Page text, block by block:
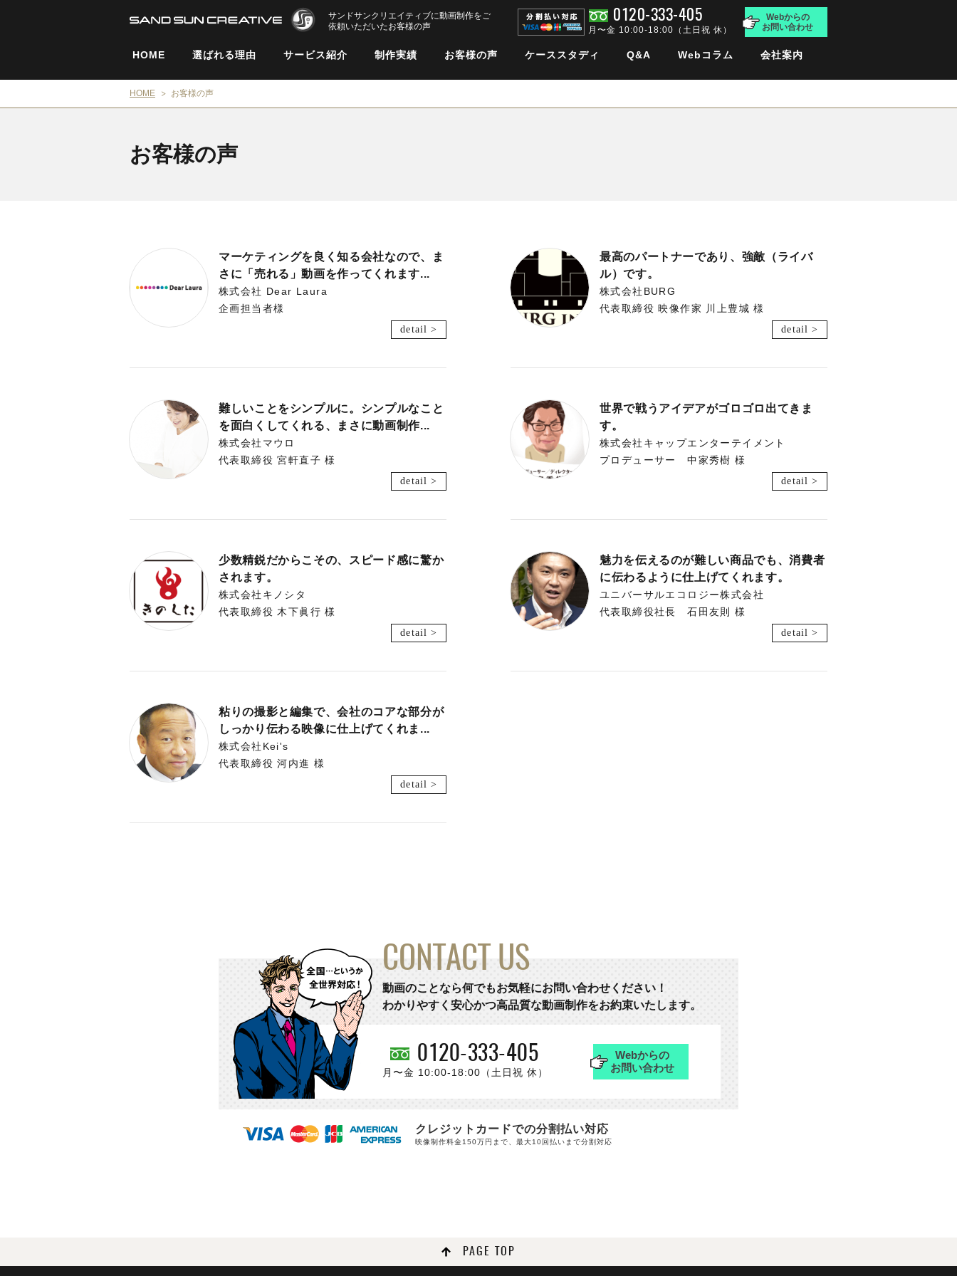
サンドサンクリエイティブに動画制作をご
依頼いただいたお客様の声
0120-333-405
月〜金 10:00-18:00（土日祝 休）
Webからの
お問い合わせ
HOME 選ばれる理由 サービス紹介 制作実績 お客様の声 ケーススタディ Q&A Webコラム 会社案内
HOME お客様の声
お客様の声
マーケティングを良く知る会社なので、ま
さに「売れる」動画を作ってくれます...
株式会社 Dear Laura
企画担当者様
detail >
最高のパートナーであり、強敵（ライバ
ル）です。
株式会社BURG
代表取締役 映像作家 川上豊城 様
detail >
難しいことをシンプルに。シンプルなこと
を面白くしてくれる、まさに動画制作...
株式会社マウロ
代表取締役 宮軒直子 様
detail >
世界で戦うアイデアがゴロゴロ出てきま
す。
株式会社キャップエンターテイメント
プロデューサー 中家秀樹 様
detail >
少数精鋭だからこその、スピード感に驚か
されます。
株式会社キノシタ
代表取締役 木下眞行 様
detail >
魅力を伝えるのが難しい商品でも、消費者
に伝わるように仕上げてくれます。
ユニバーサルエコロジー株式会社
代表取締役社長 石田友則 様
detail >
粘りの撮影と編集で、会社のコアな部分が
しっかり伝わる映像に仕上げてくれま...
株式会社Kei's
代表取締役 河内進 様
detail >
CONTACT US
動画のことなら何でもお気軽にお問い合わせください！
わかりやすく安心かつ高品質な動画制作をお約束いたします。
0120-333-405
月〜金 10:00-18:00（土日祝 休）
Webからの
お問い合わせ
クレジットカードでの分割払い対応
映像制作料金150万円まで、最大10回払いまで分割対応
PAGE TOP